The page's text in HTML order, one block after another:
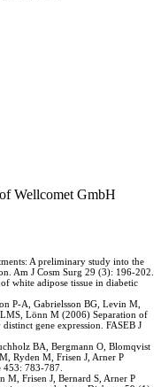
Wellcomet GmbH
A preliminary study into the
Am J Cosm Surg 29 (3): 196-202.
white adipose tissue in diabetic
P-A, Gabrielsson BG, Levin M,
Lönn M (2006) Separation of
gene expression. FASEB J
BA, Bergmann O, Blomqvist
Ryden M, Frisen J, Arner P
783-787.
M, Frisen J, Bernard S, Arner P